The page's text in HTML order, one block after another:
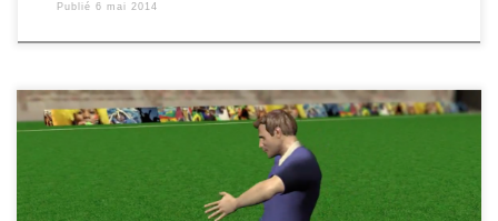
Publié 6 mai 2014
Pour les joueurs de foot, comme pour les autres athlètes, les